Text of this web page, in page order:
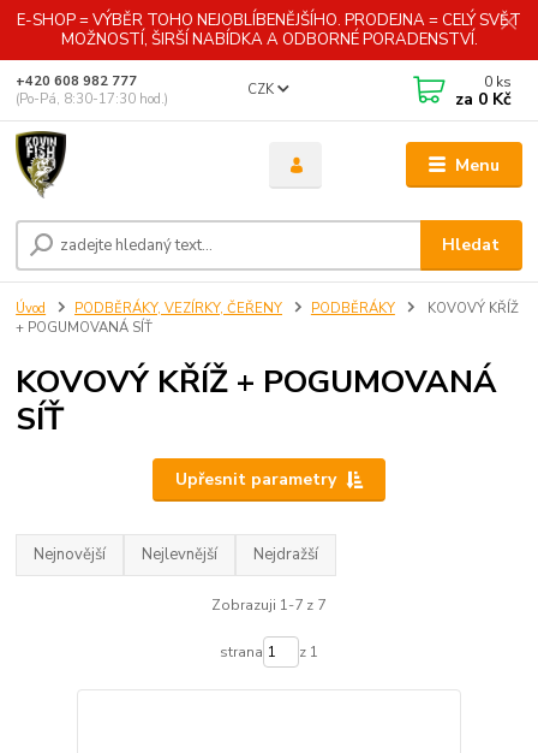
E-SHOP = VÝBĚR TOHO NEJOBLÍBENĚJŠÍHO. PRODEJNA = CELÝ SVĚT
MOŽNOSTÍ, ŠIRŠÍ NABÍDKA A ODBORNÉ PORADENSTVÍ.
Menu
CZK
Hledat
+420 608 982 777
(Po-Pá, 8:30-17:30 hod.)
0 ks
za 0 Kč
Úvod PODBĚRÁKY, VEZÍRKY, ČEŘENY PODBĚRÁKY
KOVOVÝ KŘÍŽ
+ POGUMOVANÁ SÍŤ
KOVOVÝ KŘÍŽ + POGUMOVANÁ
SÍŤ
Upřesnit parametry
Nejnovější Nejlevnější Nejdražší
Zobrazuji 1-7 z 7
strana z 1